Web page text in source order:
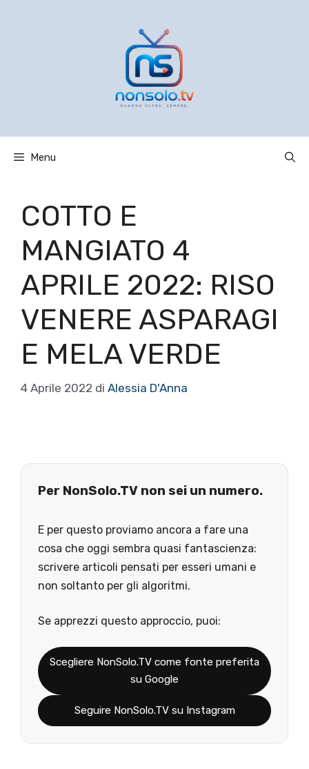
Menu
COTTO E
MANGIATO 4
APRILE 2022: RISO
VENERE ASPARAGI
E MELA VERDE
4 Aprile 2022 di Alessia D'Anna
Per NonSolo.TV non sei un numero.
E per questo proviamo ancora a fare una
cosa che oggi sembra quasi fantascienza:
scrivere articoli pensati per esseri umani e
non soltanto per gli algoritmi.
Se apprezzi questo approccio, puoi:
Scegliere NonSolo.TV come fonte preferita
su Google
Seguire NonSolo.TV su Instagram